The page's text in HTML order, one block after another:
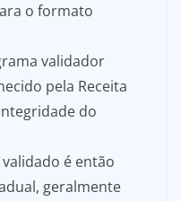
o formato
validador
pela Receita
do
é então
geralmente